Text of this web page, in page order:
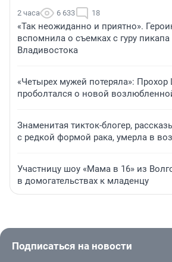
2 часа 6 633 18
«Так неожиданно и приятно».
вспомнила о съемках с гуру
Владивостока
«Четырех мужей потеряла»:
проболтался о новой
Знаменитая тикток-блогер,
с редкой формой рака, умерла в
Участницу шоу «Мама в 16» из
в домогательствах к младенцу
Подписаться на новости